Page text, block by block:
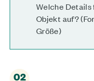
Welche Details
Objekt auf?
Größe)
02